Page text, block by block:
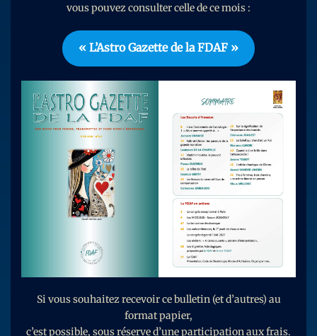
vous pouvez consulter celle de ce mois :
« L’Astro Gazette de la FDAF »
Si vous souhaitez recevoir ce bulletin (et d’autres) au
format papier,
c’est possible, sous réserve d’une participation aux frais.